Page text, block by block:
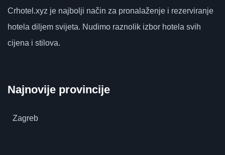
Crhotel.xyz je najbolji način za pronalaženje i rezerviranje
hotela diljem svijeta. Nudimo raznolik izbor hotela svih
cijena i stilova.
Najnovije provincije
Zagreb